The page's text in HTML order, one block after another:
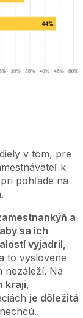
v tom, pre
k
pohľade na
a
sa ich
vyjadril,
to vyslovene
nezáleží. Na
kraji,
je dôležitá